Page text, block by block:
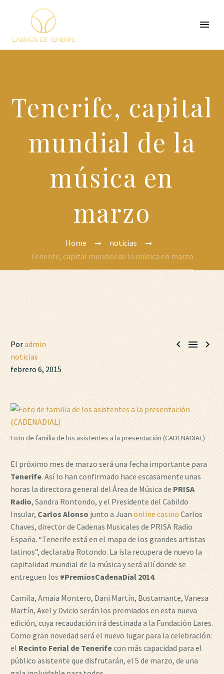
Tenerife, capital
mundial de la
música en
marzo
Home
noticias
Tenerife, capital mundial de la música en marzo
  
Poradmin
noticias
febrero 6, 2015
Foto de familia de los asistentes a la presentación (CADENADIAL)
El próximo mes de marzo será una fecha importante para
Tenerife. Así lo han confirmado hace escasamente unas
horas la directora general del Área de Música de PRISA
Radio, Sandra Rontondo, y el Presidente del Cabildo
Insular, Carlos Alonso junto a Juanonline casino Carlos
Chaves, director de Cadenas Musicales de PRISA Radio
España. “Tenerife está en el mapa de los grandes artistas
latinos”, declaraba Rotondo. La isla recupera de nuevo la
capitalidad mundial de la música y será allí donde se
entreguen los#PremiosCadenaDial 2014.
Camila, Amaia Montero, Dani Martín, Bustamante, Vanesa
Martín, Axel y Dvicio serán los premiados en esta nueva
edición, cuya recaudación irá destinada a la Fundación Lares.
Como gran novedad será el nuevo lugar para la celebración:
el Recinto Ferial de Tenerifecon más capacidad para el
público asistente que disfrutarán, el 5 de marzo, de una